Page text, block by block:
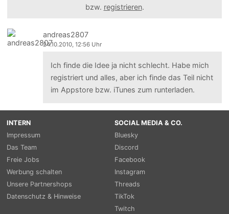
bzw. registrieren.
andreas2807
24.10.2010, 12:56 Uhr
Ich finde die Idee ja nicht schlecht. Habe mich
registriert und alles, aber ich finde das Teil nicht
im Appstore bzw. iTunes zum runterladen.
INTERN
Impressum
Das Team
Freie Jobs
Werbung schalten
Unsere Partnershops
Datenschutz & Hinweise
SOCIAL MEDIA & CO.
Bluesky
Discord
Facebook
Instagram
Threads
TikTok
Twitch